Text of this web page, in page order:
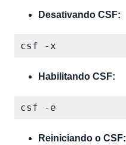
Desativando CSF:
Habilitando CSF:
Reiniciando o CSF: